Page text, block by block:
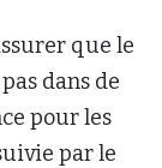
que le
dans de
pour les
par le